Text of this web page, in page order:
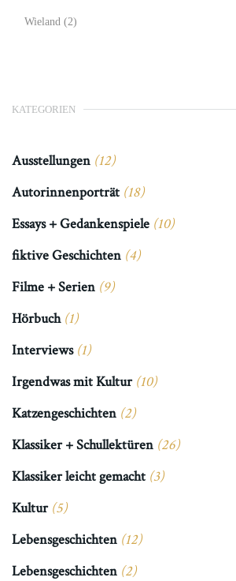
Wieland (2)
KATEGORIEN
Ausstellungen (12)
Autorinnenporträt (18)
Essays + Gedankenspiele (10)
fiktive Geschichten (4)
Filme + Serien (9)
Hörbuch(1)
Interviews(1)
Irgendwas mit Kultur(10)
Katzengeschichten (2)
Klassiker + Schullektüren (26)
Klassiker leicht gemacht (3)
Kultur(5)
Lebensgeschichten (12)
Lebensgeschichten (2)